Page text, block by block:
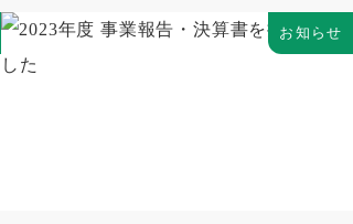
お知らせ